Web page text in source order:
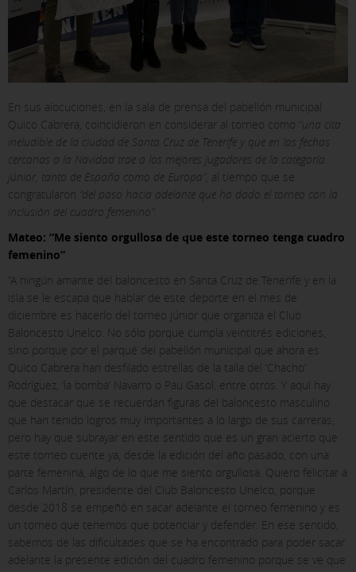
En sus alocuciones, en la sala de prensa del pabellón municipal
Quico Cabrera, coincidieron en considerar al torneo como “
una cita
ineludible de la ciudad de Santa Cruz de Tenerife y que en las fechas
cercanas a la Navidad trae a los mejores jugadores de la categoría
júnior, tanto de España como de Europa”
, al tiempo que se
congratularon “del paso hacia adelante que ha dado el torneo con la
inclusión del cuadro femenino”.
Mateo: “Me siento orgullosa de que este torneo tenga cuadro
femenino”
“A ningún amante del baloncesto en Santa Cruz de Tenerife y en la
isla se le escapa que hablar de este deporte en el mes de
diciembre es hacerlo del torneo júnior que organiza el Club
Baloncesto Unelco. No sólo porque cumpla veintitrés ediciones,
sino porque por el parqué del pabellón municipal que ahora es
Quico Cabrera han desfilado estrellas de la talla del ‘Chacho’
Rodríguez, ‘la bomba’ Navarro o Pau Gasol, entre otros. Y aquí hay
que destacar que se recuerdan figuras del baloncesto masculino
que han tenido logros muy importantes a lo largo de sus carreras,
pero hay que subrayar en este sentido que es un gran acierto que
este torneo cuente ya, desde la edición del año pasado, con una
parte femenina, algo de lo que me siento orgullosa. Quiero felicitar a
Carlos Martín, presidente del Club Baloncesto Unelco, porque
desde 2018 se empeñó en sacar adelante el torneo femenino y es
un torneo que tenemos que potenciar y defender. En ese sentido,
sabemos de las dificultades que se ha encontrado para poder sacar
adelante la presente edición del cuadro femenino porque se ve que